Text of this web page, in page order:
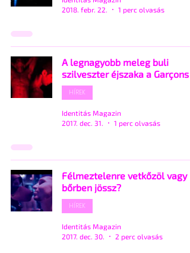
2018. febr. 22.
1 perc olvasás
A legnagyobb meleg buli
szilveszter éjszaka a Garçons
HÍREK
Identitás Magazin
2017. dec. 31.
1 perc olvasás
Félmeztelenre vetkőzöl vagy
bőrben jössz?
HÍREK
Identitás Magazin
2017. dec. 30.
2 perc olvasás